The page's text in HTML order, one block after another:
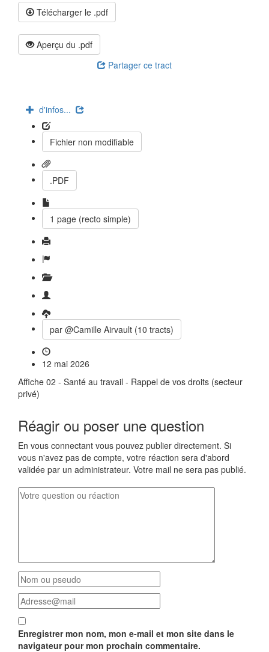
Télécharger le .pdf
Aperçu du .pdf
Partager ce tract
d'infos...
Fichier non modifiable
.PDF
1 page (recto simple)
par @Camille Airvault (10 tracts)
12 mai 2026
Affiche 02 - Santé au travail - Rappel de vos droits (secteur
privé)
Réagir ou poser une question
En vous connectant vous pouvez publier directement. Si
vous n'avez pas de compte, votre réaction sera d'abord
validée par un administrateur. Votre mail ne sera pas publié.
Enregistrer mon nom, mon e-mail et mon site dans le
navigateur pour mon prochain commentaire.